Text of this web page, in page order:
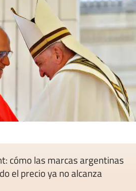
cómo las marcas argentinas
el precio ya no alcanza